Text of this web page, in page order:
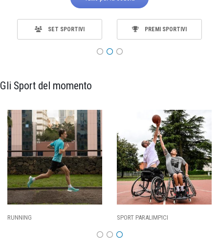
SET SPORTIVI PREMI SPORTIVI
Gli Sport del momento
CALCIO